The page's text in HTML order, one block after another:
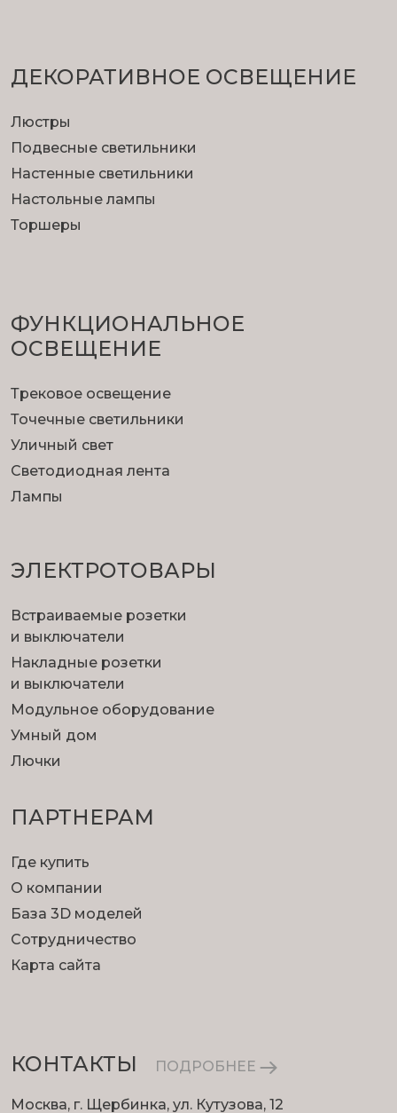
ДЕКОРАТИВНОЕ ОСВЕЩЕНИЕ
Люстры
Подвесные светильники
Настенные светильники
Настольные лампы
Торшеры
ФУНКЦИОНА­ЛЬНОЕ
ОСВЕЩЕНИЕ
Трековое освещение
Точечные светильники
Уличный свет
Светодиодная лента
Лампы
ЭЛЕКТРОТОВАРЫ
Встраиваемые розетки
и выключатели
Накладные розетки
и выключатели
Модульное оборудование
Умный дом
Лючки
ПАРТНЕРАМ
Где купить
О компании
База 3D моделей
Сотрудничество
Карта сайта
КОНТАКТЫ ПОДРОБНЕЕ
Москва, г. Щербинка, ул. Кутузова, 12